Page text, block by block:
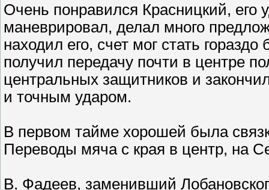
Очень понравился Красницкий, его
маневрировал, делал много
находил его, счет мог стать
получил передачу почти в центре
центральных защитников и
и точным ударом.
В первом тайме хорошей была
Переводы мяча с края в центр, на
В. Фадеев, заменивший